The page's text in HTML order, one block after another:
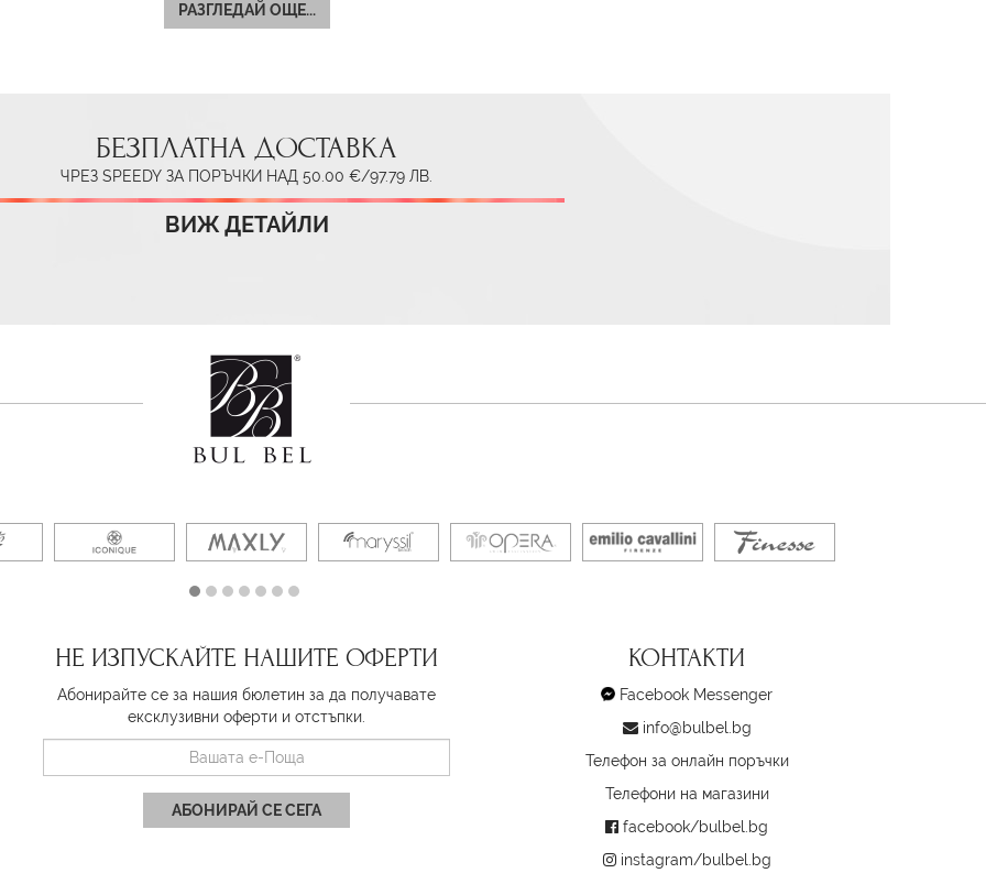
РАЗГЛЕДАЙ ОЩЕ...
БЕЗПЛАТНА ДОСТАВКА
ЧРЕЗ SPEEDY ЗА ПОРЪЧКИ НАД 50.00 €/97.79 ЛВ.
ВИЖ ДЕТАЙЛИ
НЕ ИЗПУСКАЙТЕ НАШИТЕ ОФЕРТИ
Абонирайте се за нашия бюлетин за да получавате
ексклузивни оферти и отстъпки.
АБОНИРАЙ СЕ СЕГА
КОНТАКТИ
Facebook Messenger
info@bulbel.bg
Телефон за онлайн поръчки
Телефони на магазини
facebook/bulbel.bg
instagram/bulbel.bg